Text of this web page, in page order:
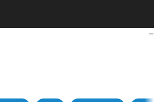
e fake news: a